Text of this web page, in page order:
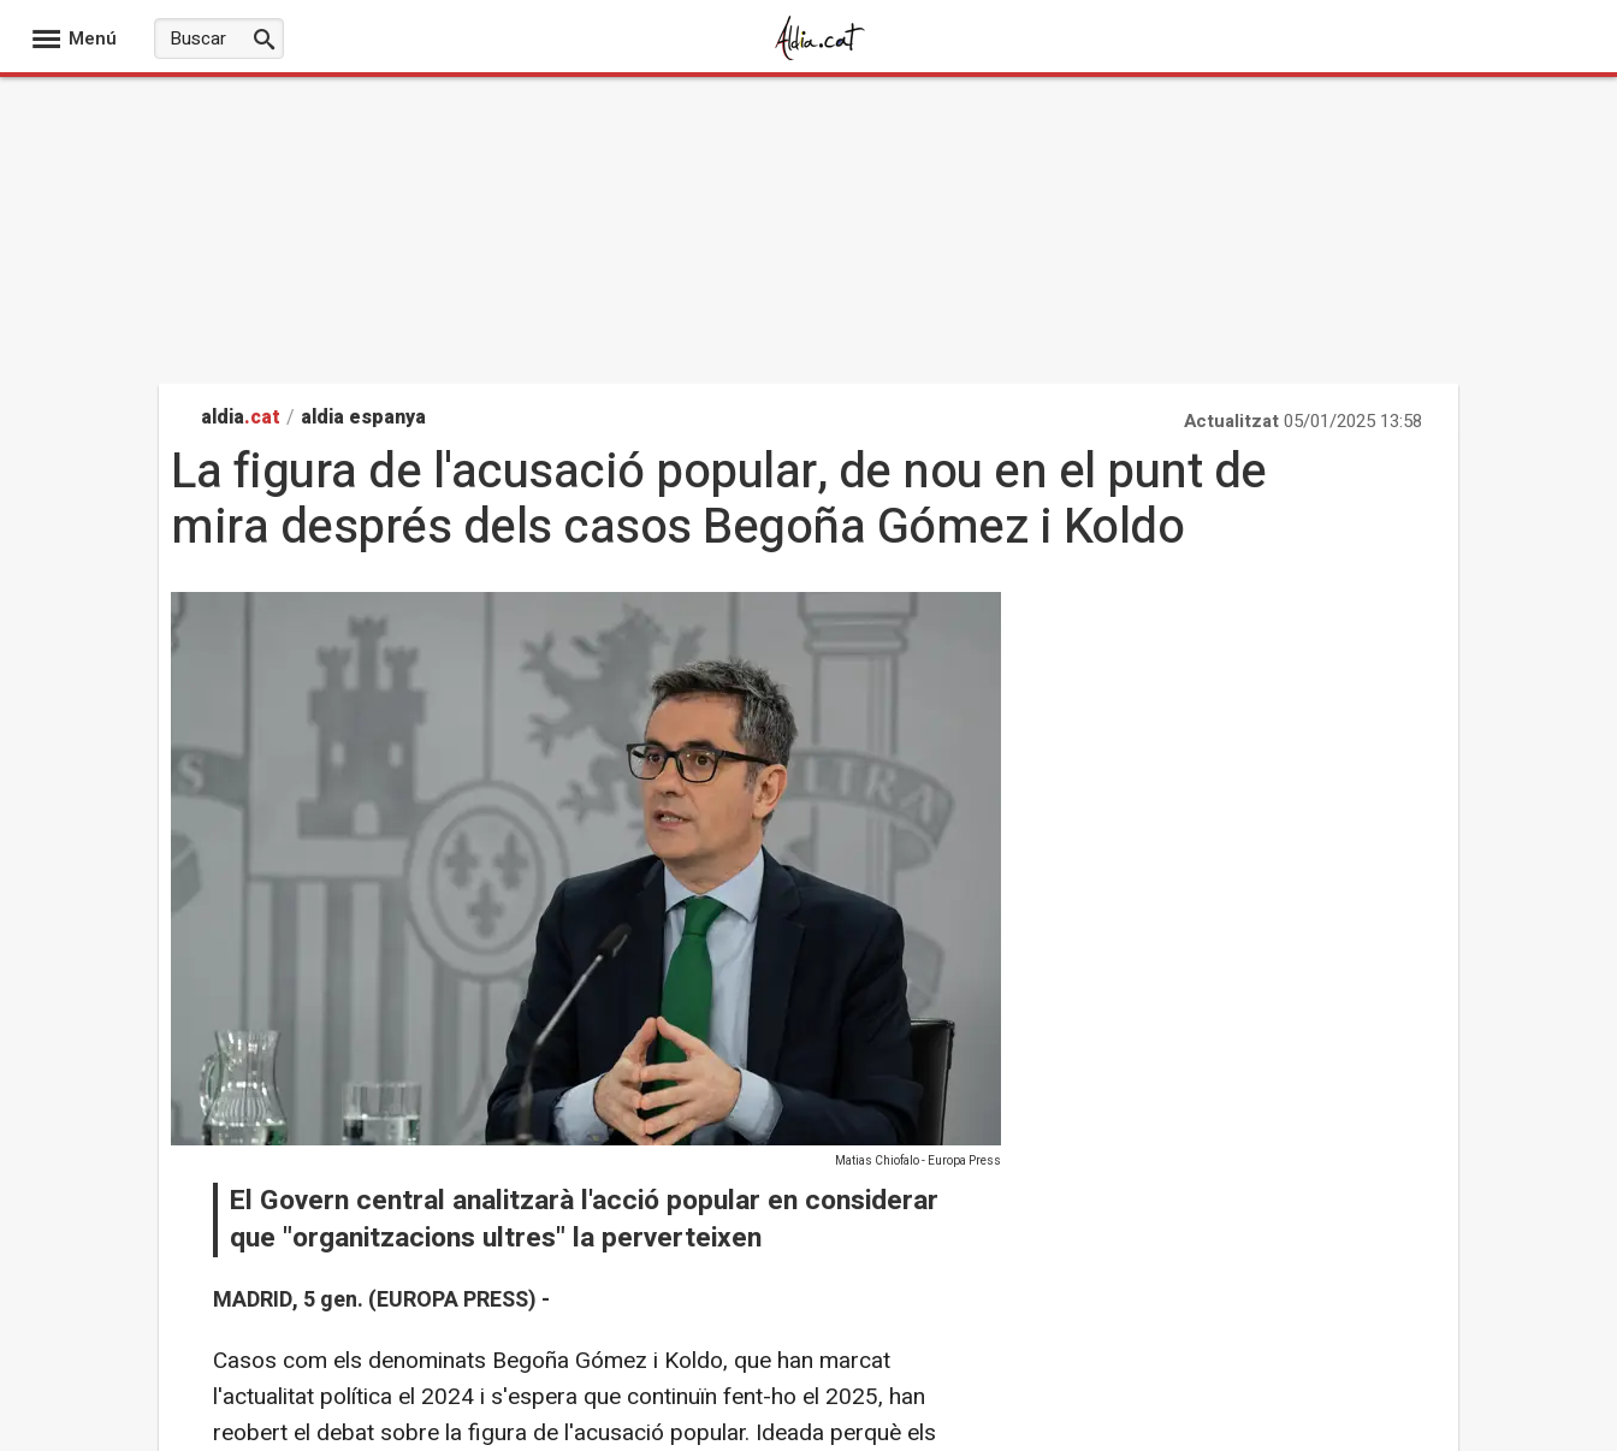
Menú
aldia.cat / aldia espanya Actualitzat05/01/2025 13:58
La figura de l'acusació popular, de nou en el punt de
mira després dels casos Begoña Gómez i Koldo
Matias Chiofalo - Europa Press
El Govern central analitzarà l'acció popular en considerar
que "organitzacions ultres" la perverteixen
MADRID, 5 gen. (EUROPA PRESS) -
Casos com els denominats Begoña Gómez i Koldo, que han marcat
l'actualitat política el 2024 i s'espera que continuïn fent-ho el 2025, han
reobert el debat sobre la figura de l'acusació popular. Ideada perquè els